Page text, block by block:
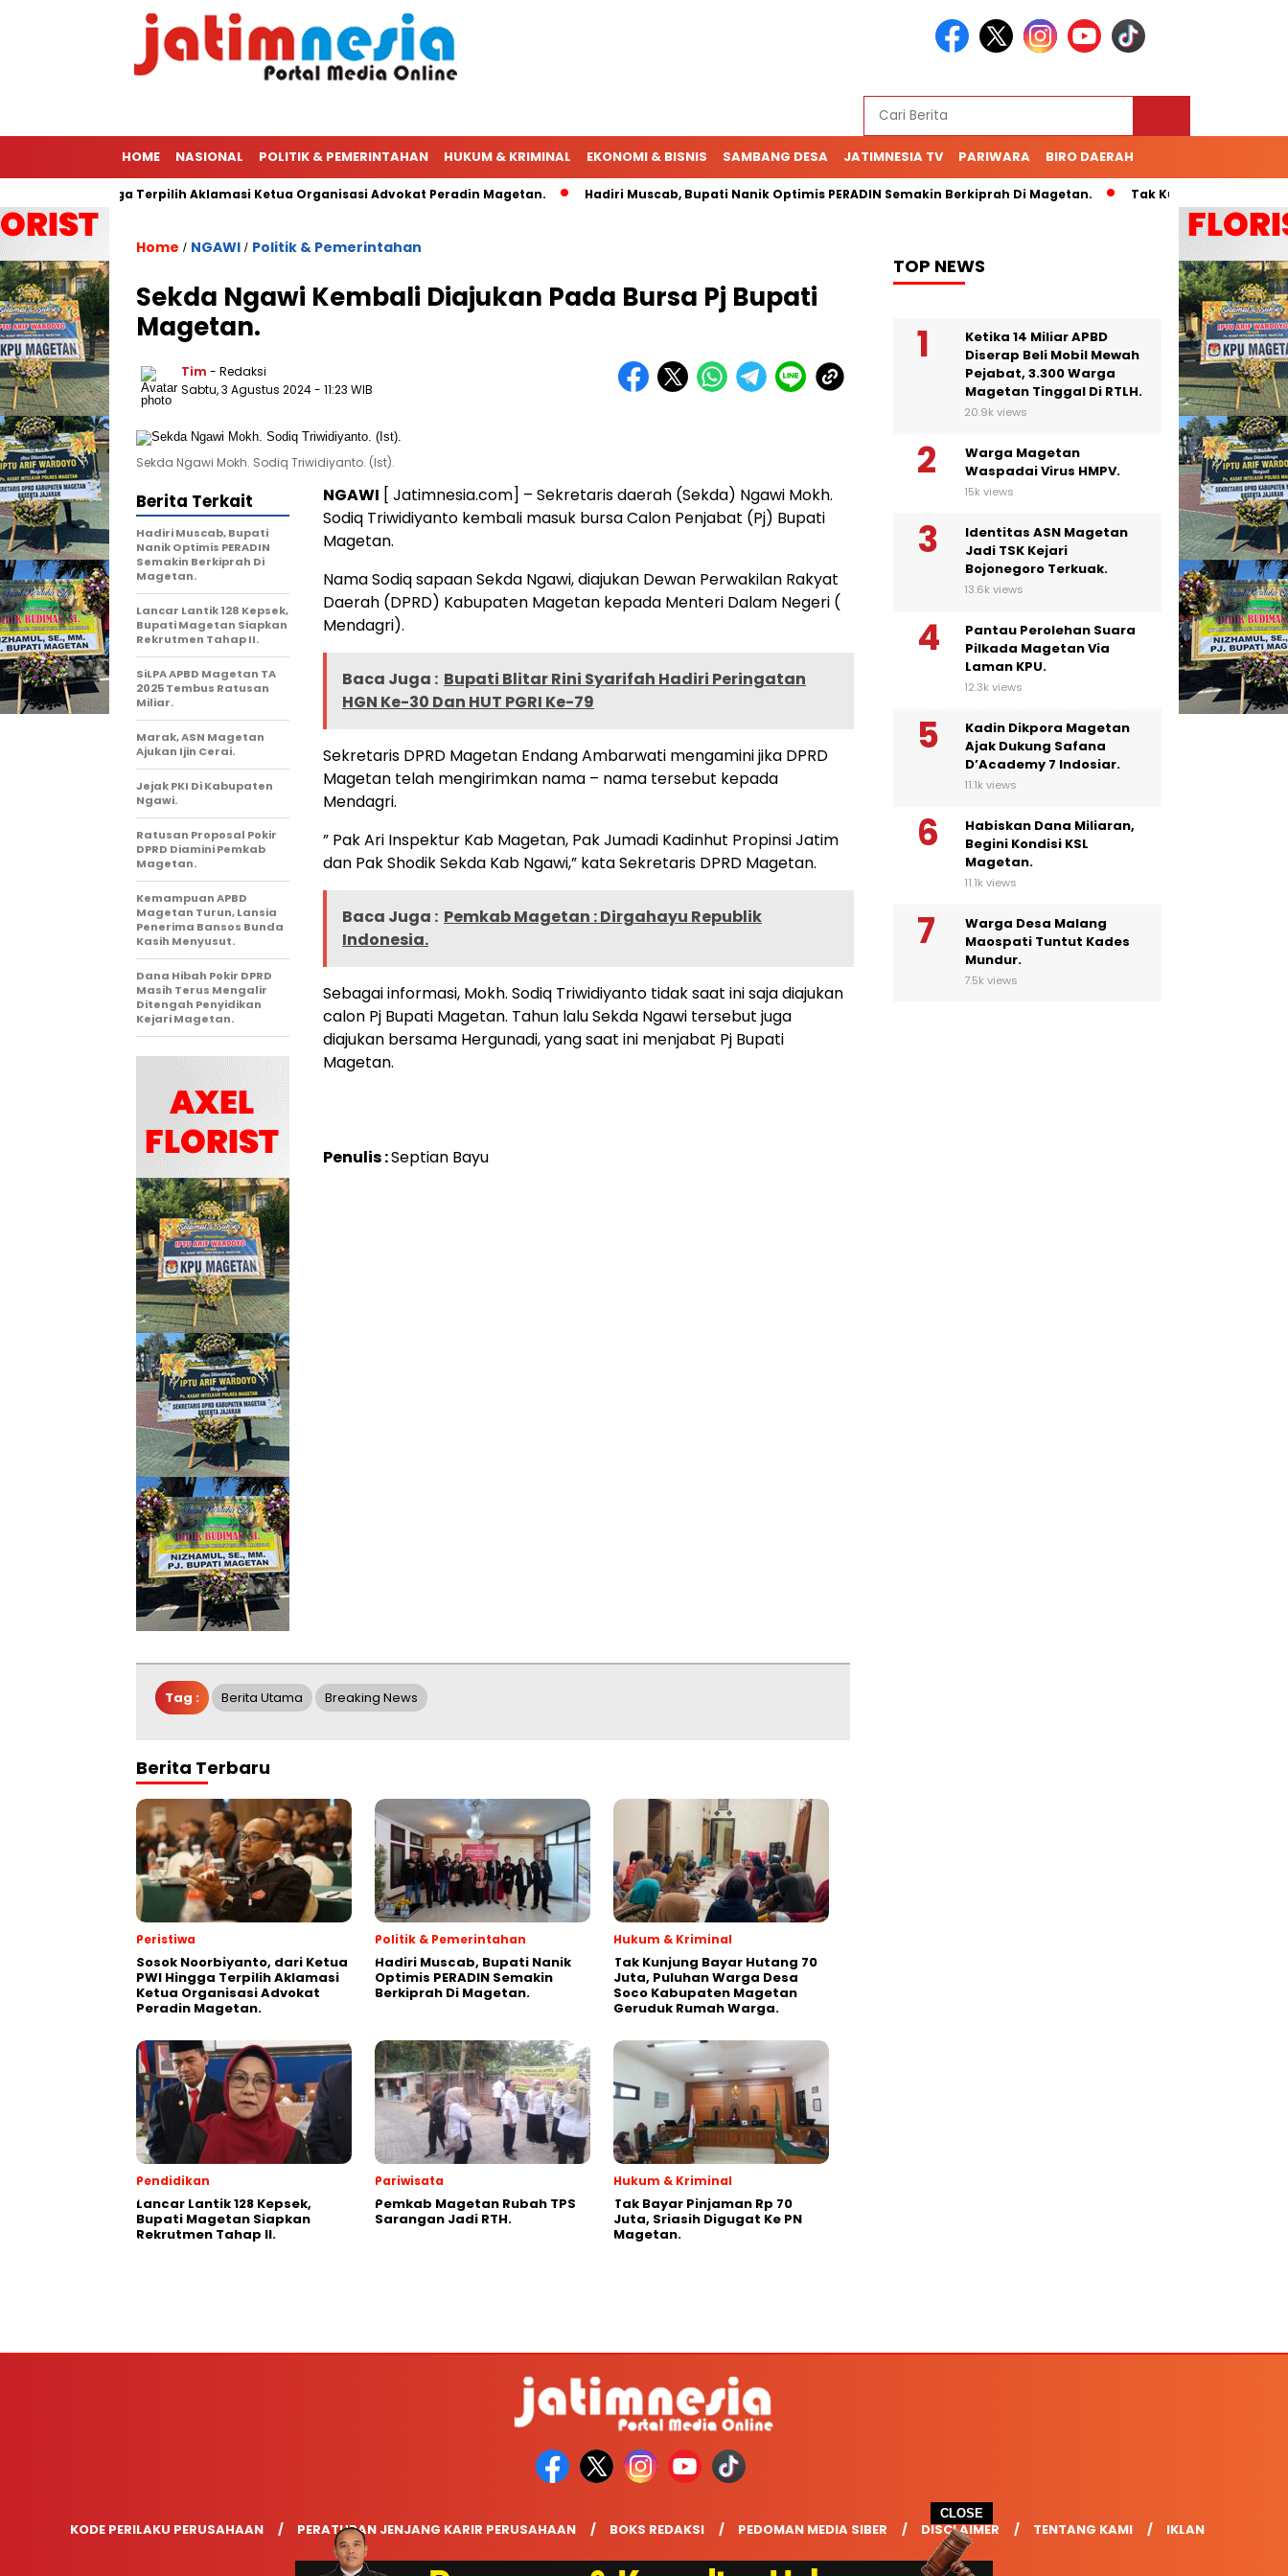
CLOSE
HOME NASIONAL POLITIK & PEMERINTAHAN HUKUM & KRIMINAL EKONOMI & BISNIS SAMBANG DESA JATIMNESIA TV PARIWARA BIRO DAERAH
PWI Hingga Terpilih Aklamasi Ketua Organisasi Advokat Peradin Magetan. Hadiri Muscab, Bupati Nanik Optimis PERADIN Semakin Berkiprah Di Magetan. Tak Kunjung Bayar Hutang
Home / NGAWI / Politik & Pemerintahan
Sekda Ngawi Kembali Diajukan Pada Bursa Pj Bupati
Magetan.
Tim - Redaksi
Sabtu, 3 Agustus 2024- 11:23 WIB
Sekda Ngawi Mokh. Sodiq Triwidiyanto. (Ist).
NGAWI [ Jatimnesia.com] – Sekretaris daerah (Sekda) Ngawi Mokh.
Sodiq Triwidiyanto kembali masuk bursa Calon Penjabat (Pj) Bupati
Magetan.
Nama Sodiq sapaan Sekda Ngawi, diajukan Dewan Perwakilan Rakyat
Daerah (DPRD) Kabupaten Magetan kepada Menteri Dalam Negeri (
Mendagri).
Baca Juga : Bupati Blitar Rini Syarifah Hadiri Peringatan
HGN Ke-30 Dan HUT PGRI Ke-79
Sekretaris DPRD Magetan Endang Ambarwati mengamini jika DPRD
Magetan telah mengirimkan nama – nama tersebut kepada
Mendagri.
” Pak Ari Inspektur Kab Magetan, Pak Jumadi Kadinhut Propinsi Jatim
dan Pak Shodik Sekda Kab Ngawi,” kata Sekretaris DPRD Magetan.
Baca Juga : Pemkab Magetan : Dirgahayu Republik
Indonesia.
Sebagai informasi, Mokh. Sodiq Triwidiyanto tidak saat ini saja diajukan
calon Pj Bupati Magetan. Tahun lalu Sekda Ngawi tersebut juga
diajukan bersama Hergunadi, yang saat ini menjabat Pj Bupati
Magetan.
Penulis :Septian Bayu
Berita Terkait
Hadiri Muscab, Bupati
Nanik Optimis PERADIN
Semakin Berkiprah Di
Magetan.
Lancar Lantik 128 Kepsek,
Bupati Magetan Siapkan
Rekrutmen Tahap II.
SiLPA APBD Magetan TA
2025 Tembus Ratusan
Miliar.
Marak, ASN Magetan
Ajukan Ijin Cerai.
Jejak PKI Di Kabupaten
Ngawi.
Ratusan Proposal Pokir
DPRD Diamini Pemkab
Magetan.
Kemampuan APBD
Magetan Turun, Lansia
Penerima Bansos Bunda
Kasih Menyusut.
Dana Hibah Pokir DPRD
Masih Terus Mengalir
Ditengah Penyidikan
Kejari Magetan.
Tag : Berita Utama Breaking News
Berita Terbaru
Peristiwa
Sosok Noorbiyanto, dari Ketua
PWI Hingga Terpilih Aklamasi
Ketua Organisasi Advokat
Peradin Magetan.
Politik & Pemerintahan
Hadiri Muscab, Bupati Nanik
Optimis PERADIN Semakin
Berkiprah Di Magetan.
Hukum & Kriminal
Tak Kunjung Bayar Hutang 70
Juta, Puluhan Warga Desa
Soco Kabupaten Magetan
Geruduk Rumah Warga.
Pendidikan
Lancar Lantik 128 Kepsek,
Bupati Magetan Siapkan
Rekrutmen Tahap II.
Pariwisata
Pemkab Magetan Rubah TPS
Sarangan Jadi RTH.
Hukum & Kriminal
Tak Bayar Pinjaman Rp 70
Juta, Sriasih Digugat Ke PN
Magetan.
TOP NEWS
Ketika 14 Miliar APBD
Diserap Beli Mobil Mewah
Pejabat, 3.300 Warga
Magetan Tinggal Di RTLH.
20.9k views
Warga Magetan
Waspadai Virus HMPV.
15k views
Identitas ASN Magetan
Jadi TSK Kejari
Bojonegoro Terkuak.
13.6k views
Pantau Perolehan Suara
Pilkada Magetan Via
Laman KPU.
12.3k views
Kadin Dikpora Magetan
Ajak Dukung Safana
D’Academy 7 Indosiar.
11.1k views
Habiskan Dana Miliaran,
Begini Kondisi KSL
Magetan.
11.1k views
Warga Desa Malang
Maospati Tuntut Kades
Mundur.
7.5k views
KODE PERILAKU PERUSAHAAN PERATURAN JENJANG KARIR PERUSAHAAN BOKS REDAKSI PEDOMAN MEDIA SIBER DISCLAIMER TENTANG KAMI IKLAN